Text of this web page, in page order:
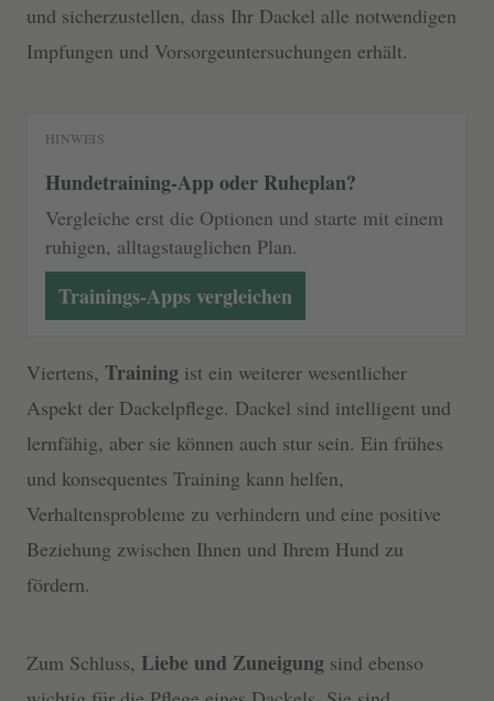
und sicherzustellen, dass Ihr Dackel alle notwendigen
Impfungen und Vorsorgeuntersuchungen erhält.
HINWEIS
Hundetraining-App oder Ruheplan?
Vergleiche erst die Optionen und starte mit einem
ruhigen, alltagstauglichen Plan.
Trainings-Apps vergleichen
Viertens, Training ist ein weiterer wesentlicher
Aspekt der Dackelpflege. Dackel sind intelligent und
lernfähig, aber sie können auch stur sein. Ein frühes
und konsequentes Training kann helfen,
Verhaltensprobleme zu verhindern und eine positive
Beziehung zwischen Ihnen und Ihrem Hund zu
fördern.
Zum Schluss, Liebe und Zuneigung sind ebenso